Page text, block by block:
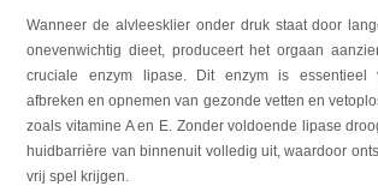
Wanneer de alvleesklier onder druk staat door
onevenwichtig dieet, produceert het orgaan
cruciale enzym lipase. Dit enzym is essentieel
afbreken en opnemen van gezonde vetten en
zoals vitamine A en E. Zonder voldoende lipase
huidbarrière van binnenuit volledig uit, waardoor
vrij spel krijgen.